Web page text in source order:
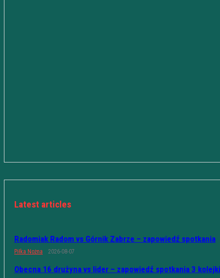
Latest articles
Radomiak Radom vs Górnik Zabrze – zapowiedź spotkania
Piłka Nożna 2026-08-07
Obecna 16 drużyna vs lider – zapowiedź spotkania 3 kolejki